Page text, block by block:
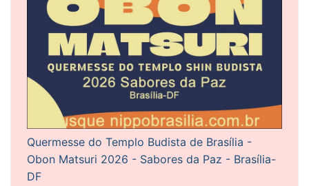
Quermesse do Templo Budista de Brasília -
Obon Matsuri 2026 - Sabores da Paz - Brasília-
DF